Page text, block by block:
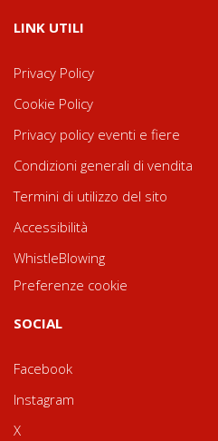
LINK UTILI
Privacy Policy
Cookie Policy
Privacy policy eventi e fiere
Condizioni generali di vendita
Termini di utilizzo del sito
Accessibilità
WhistleBlowing
Preferenze cookie
SOCIAL
Facebook
Instagram
X